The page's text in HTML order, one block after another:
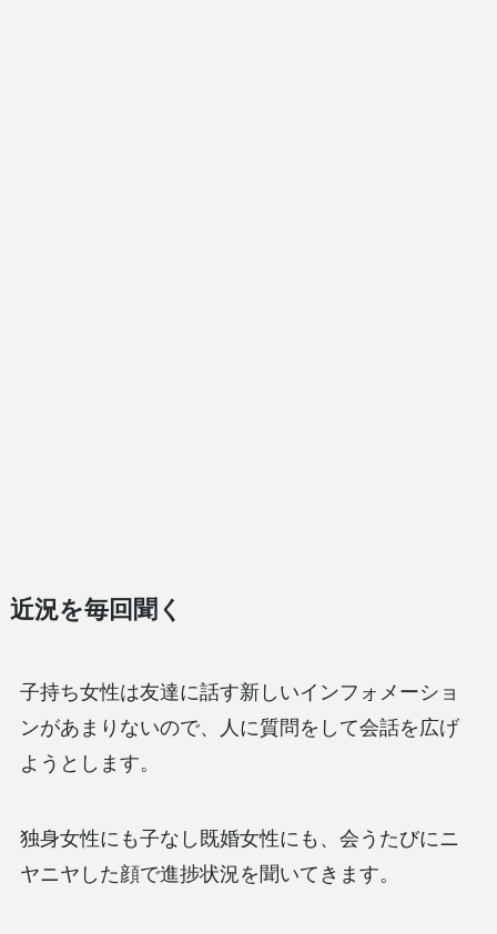
近況を毎回聞く
子持ち女性は友達に話す新しいインフォメーショ
ンがあまりないので、人に質問をして会話を広げ
ようとします。
独身女性にも子なし既婚女性にも、会うたびにニ
ヤニヤした顔で進捗状況を聞いてきます。